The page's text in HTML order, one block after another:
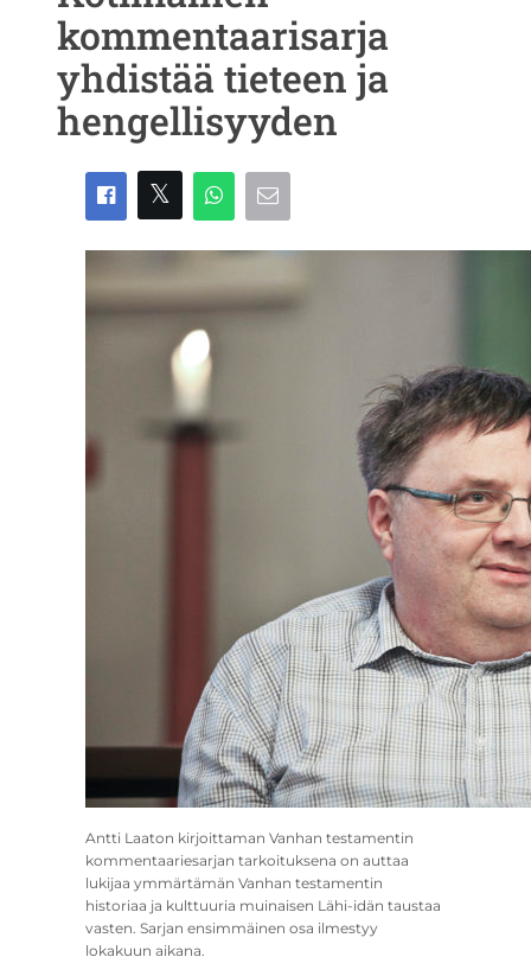
kommentaarisarja
yhdistää tieteen ja
hengellisyyden
Antti Laaton kirjoittaman Vanhan testamentin
kommentaariesarjan tarkoituksena on auttaa
lukijaa ymmärtämän Vanhan testamentin
historiaa ja kulttuuria muinaisen Lähi-idän taustaa
vasten. Sarjan ensimmäinen osa ilmestyy
lokakuun aikana.